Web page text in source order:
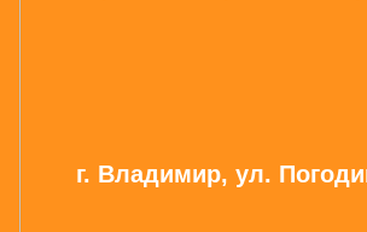
г. Владимир, ул.